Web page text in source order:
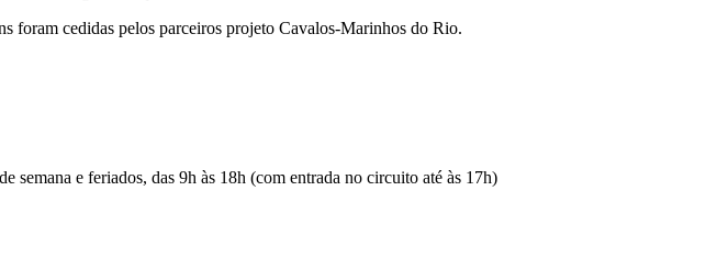
foram cedidas pelos parceiros projeto Cavalos-Marinhos do Rio.
semana e feriados, das 9h às 18h (com entrada no circuito até às 17h)